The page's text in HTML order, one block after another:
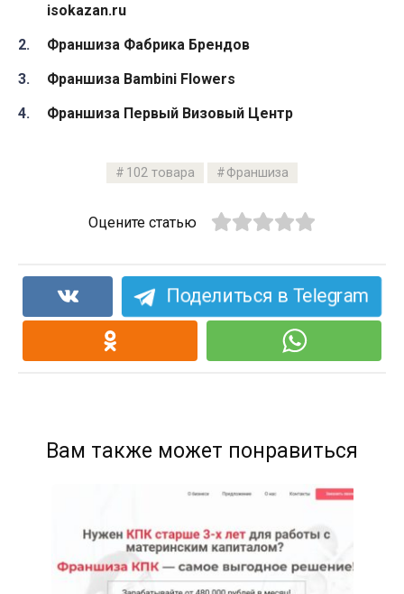
isokazan.ru
Франшиза Фабрика Брендов
Франшиза Bambini Flowers
Франшиза Первый Визовый Центр
102 товара Франшиза
Оцените статью
Поделиться в Telegram
Вам также может понравиться